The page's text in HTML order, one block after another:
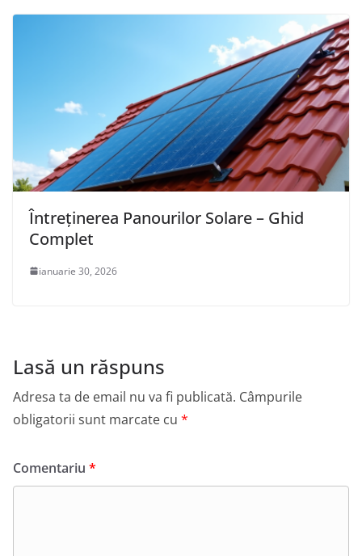
Întreținerea Panourilor Solare – Ghid
Complet
ianuarie 30, 2026
Lasă un răspuns
Adresa ta de email nu va fi publicată. Câmpurile
obligatorii sunt marcate cu *
Comentariu *